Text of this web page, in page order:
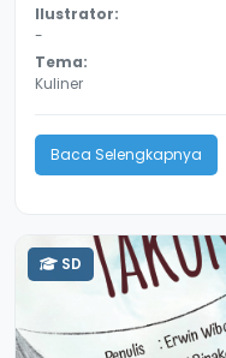
Ilustrator:
-
Tema:
Kuliner
Baca Selengkapnya
SD